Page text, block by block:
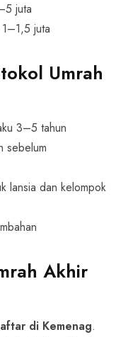
juta
juta
Umrah
3–5 tahun
sebelum
lansia dan kelompok
Akhir
di Kemenag.